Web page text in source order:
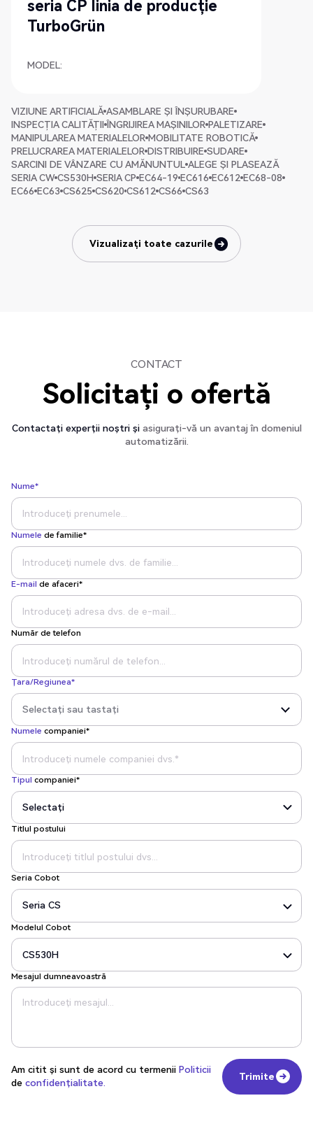
seria CP linia de producție
TurboGrün
MODEL:
VIZIUNE ARTIFICIALĂ ASAMBLARE ȘI ÎNȘURUBARE
INSPECȚIA CALITĂȚII ÎNGRIJIREA MAȘINILOR PALETIZARE
MANIPULAREA MATERIALELOR MOBILITATE ROBOTICĂ
PRELUCRAREA MATERIALELOR DISTRIBUIRE SUDARE
SARCINI DE VÂNZARE CU AMĂNUNTUL ALEGE ȘI PLASEAZĂ
SERIA CW CS530H SERIA CP EC64-19 EC616 EC612 EC68-08
EC66 EC63 CS625 CS620 CS612 CS66 CS63
Vizualizați toate cazurile
Vizualizați toate cazurile
CONTACT
Solicitați o ofertă
Contactați experții noștri șiasigurați-vă un avantaj în domeniul
automatizării.
Nume*
Numele de familie*
E-mail de afaceri*
Număr de telefon
Țara/Regiunea*
Numele companiei*
Tipul companiei*
Titlul postului
Seria Cobot
Modelul Cobot
Mesajul dumneavoastră
Am citit și sunt de acord cu termenii Politicii
de confidențialitate.
Trimite
Trimite